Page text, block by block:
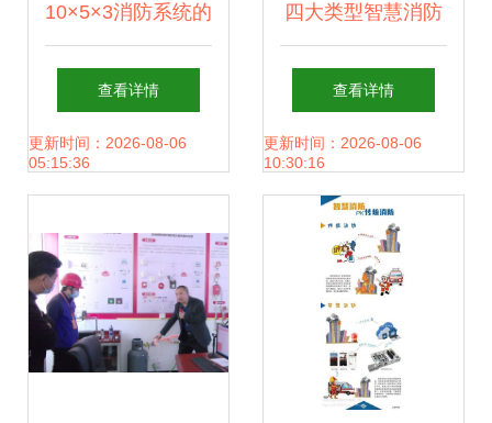
10×5×3消防系统的
研发 从概念到实战
的创新之路
查看详情
更新时间：2026-08-06
05:15:36
四大类型智慧消防
企业战略布局的核
心方向与前沿动态
查看详情
更新时间：2026-08-06
10:30:16